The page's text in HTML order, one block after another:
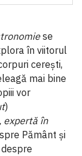
se
în viitorul
cerești,
mai bine
vor
)
expertă în
Pământ și